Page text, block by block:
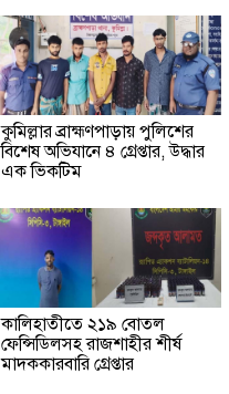
কুমিল্লার ব্রাহ্মণপাড়ায় পুলিশের
বিশেষ অভিযানে ৪ গ্রেপ্তার, উদ্ধার
এক ভিকটিম
কালিহাতীতে ২১৯ বোতল
ফেন্সিডিলসহ রাজশাহীর শীর্ষ
মাদককারবারি গ্রেপ্তার